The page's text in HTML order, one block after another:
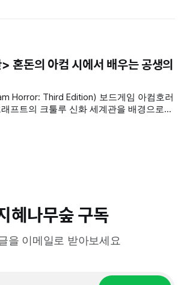
혼돈의 아컴 시에서 배우는 공생의
Third Edition) 보드게임 아컴호러
프트의 크툴루 신화 세계관을 배경으로
아컴 시를 돌아다니며, 다가오는 고대의 존
혜나무숲 구독
을 이메일로 받아보세요